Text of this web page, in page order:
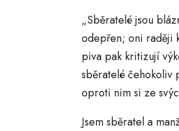
„Sběratelé jsou
odepřen; oni raději
piva pak kritizují
sběratelé čehokoliv
oproti nim si ze
Jsem sběratel a